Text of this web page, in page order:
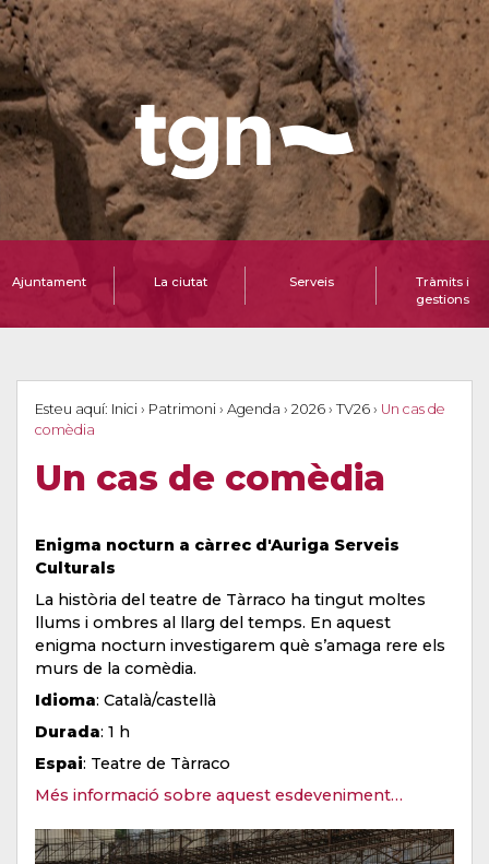
Ajuntament La ciutat Serveis
Tràmits i
gestions
Esteu aquí: Inici › Patrimoni › Agenda › 2026 › TV26 › Un cas de
comèdia
Un cas de comèdia
Enigma nocturn a càrrec d'Auriga Serveis
Culturals
La història del teatre de Tàrraco ha tingut moltes
llums i ombres al llarg del temps. En aquest
enigma nocturn investigarem què s’amaga rere els
murs de la comèdia.
Idioma: Català/castellà
Durada: 1 h
Espai: Teatre de Tàrraco
Més informació sobre aquest esdeveniment…